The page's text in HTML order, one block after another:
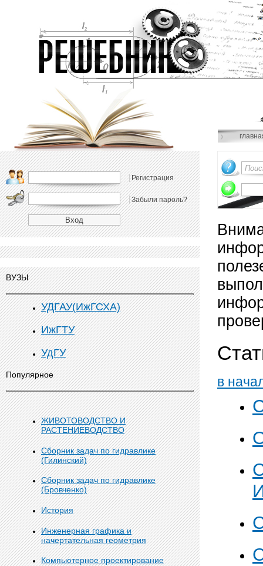
Регистрация
Забыли пароль?
ВУЗЫ
УДГАУ(ИжГСХА)
ИжГТУ
УдГУ
Популярное
ЖИВОТОВОДСТВО И
РАСТЕНИЕВОДСТВО
Сборник задач по гидравлике
(Гилинский)
Сборник задач по гидравлике
(Бровченко)
История
Инженерная графика и
начертательная геометрия
Компьютерное проектирование
в